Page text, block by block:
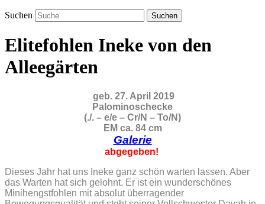
Suchen
Elitefohlen Ineke von den
Alleegärten
geb. 27. April 2019
Palominoschecke
(./. – e/e – Cr/N – To/N)
EM ca. 84 cm
Galerie
abgegeben!
Dieses Jahr hat uns Ineke ganz schön warten lassen. Aber
das Warten hat sich gelohnt. Er ist ein wunderschönes
Minihengstfohlen mit absolut überragender